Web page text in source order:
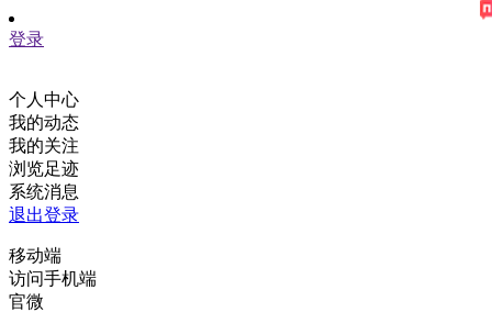
登录
个人中心
我的动态
我的关注
浏览足迹
系统消息
退出登录
移动端
访问手机端
官微